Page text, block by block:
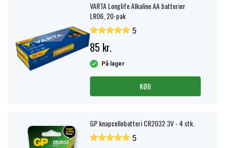
VARTA Longlife Alkaline AA batterier
LR06, 20-pak
5
85 kr.
På lager
KØB
GP knapcellebatteri CR2032 3V - 4 stk.
5